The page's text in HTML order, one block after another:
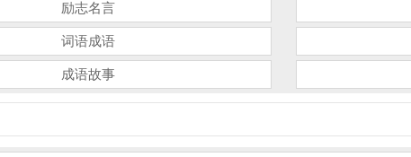
励志名言
词语成语
成语故事